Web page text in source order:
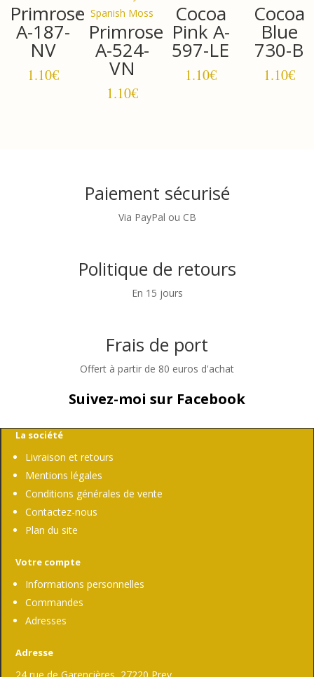
Primrose
A-187-
NV
1.10€
Primrose
A-524-
VN
1.10€
Cocoa
Pink A-
597-LE
1.10€
Cocoa
Blue
730-B
1.10€
Paiement sécurisé
Via PayPal ou CB
Politique de retours
En 15 jours
Frais de port
Offert à partir de 80 euros d'achat
Suivez-moi sur Facebook
La société
Livraison et retours
Mentions légales
Conditions générales de vente
Contactez-nous
Plan du site
Votre compte
Informations personnelles
Commandes
Adresses
Adresse